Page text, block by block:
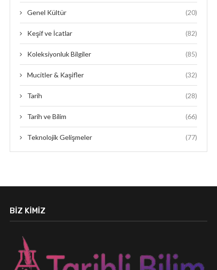
Genel Kültür (20)
Keşif ve İcatlar (82)
Koleksiyonluk Bilgiler (85)
Mucitler & Kaşifler (32)
Tarih (28)
Tarih ve Bilim (66)
Teknolojik Gelişmeler (77)
BIZ KIMIZ